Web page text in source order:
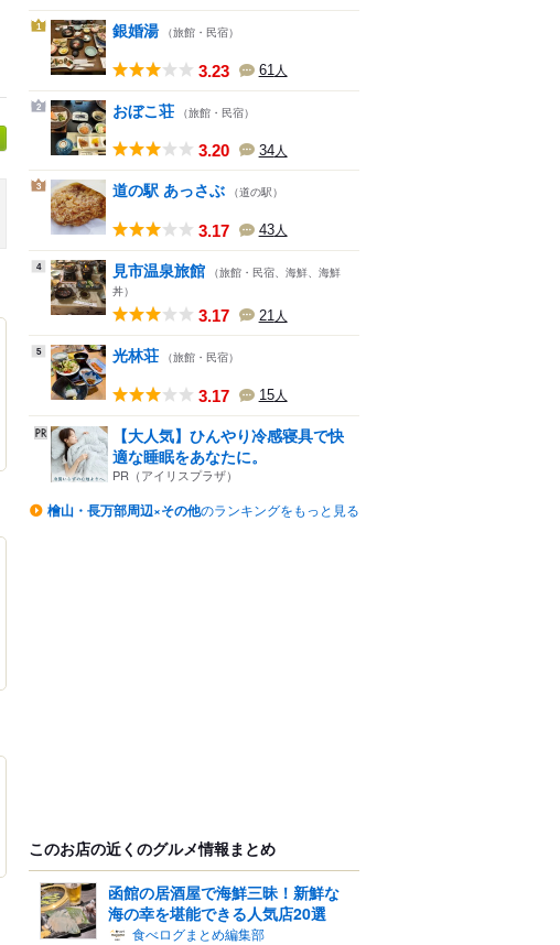
1 銀婚湯 （旅館・民宿）
3.23 61人
2 おぼこ荘 （旅館・民宿）
3.20 34人
3 道の駅 あっさぶ （道の駅）
3.17 43人
4 見市温泉旅館 （旅館・民宿、海鮮、海鮮
丼）
3.17 21 人
5 光林荘 （旅館・民宿）
3.17 15人
【大人気】ひんやり冷感寝具で快
適な睡眠をあなたに。
PR（アイリスプラザ）
檜山・長万部周辺×その他のランキングをもっと見る
このお店の近くのグルメ情報まとめ
函館の居酒屋で海鮮三昧！新鮮な
海の幸を堪能できる人気店20選
食べログまとめ編集部